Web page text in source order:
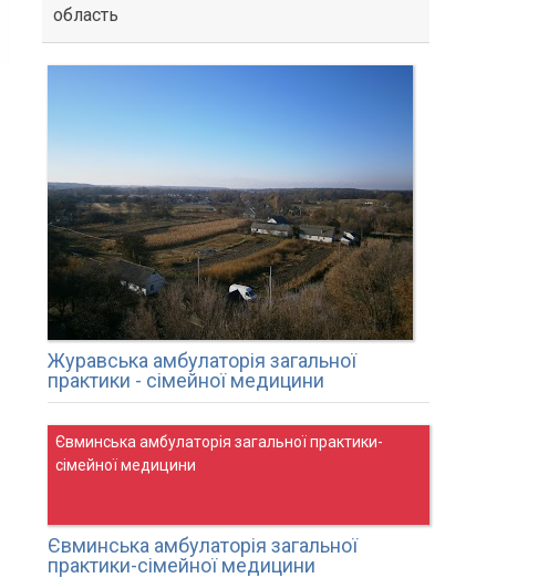
область
Журавська амбулаторія загальної
практики - сімейної медицини
Євминська амбулаторія загальної практики-
сімейної медицини
Євминська амбулаторія загальної
практики-сімейної медицини